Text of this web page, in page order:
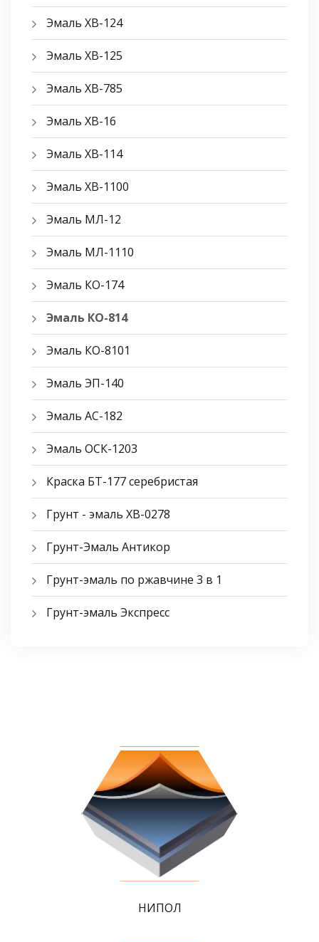
Эмаль ХВ-124
Эмаль ХВ-125
Эмаль ХВ-785
Эмаль ХВ-16
Эмаль ХВ-114
Эмаль ХВ-1100
Эмаль МЛ-12
Эмаль МЛ-1110
Эмаль КО-174
Эмаль КО-814
Эмаль КО-8101
Эмаль ЭП-140
Эмаль АС-182
Эмаль ОСК-1203
Краска БТ-177 серебристая
Грунт - эмаль ХВ-0278
Грунт-Эмаль Антикор
Грунт-эмаль по ржавчине 3 в 1
Грунт-эмаль Экспресс
НИПОЛ